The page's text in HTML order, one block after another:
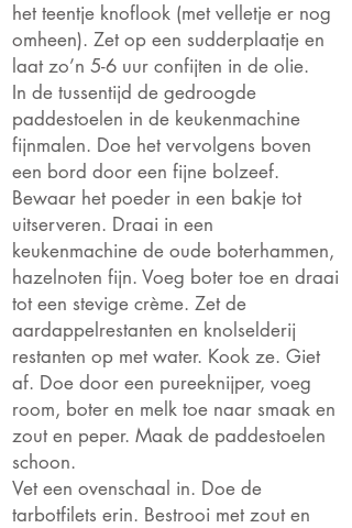
het teentje knoflook (met velletje er nog
omheen). Zet op een sudderplaatje en
laat zo’n 5-6 uur confijten in de olie.
In de tussentijd de gedroogde
paddestoelen in de keukenmachine
fijnmalen. Doe het vervolgens boven
een bord door een fijne bolzeef.
Bewaar het poeder in een bakje tot
uitserveren. Draai in een
keukenmachine de oude boterhammen,
hazelnoten fijn. Voeg boter toe en draai
tot een stevige crème. Zet de
aardappelrestanten en knolselderij
restanten op met water. Kook ze. Giet
af. Doe door een pureeknijper, voeg
room, boter en melk toe naar smaak en
zout en peper. Maak de paddestoelen
schoon.
Vet een ovenschaal in. Doe de
tarbotfilets erin. Bestrooi met zout en